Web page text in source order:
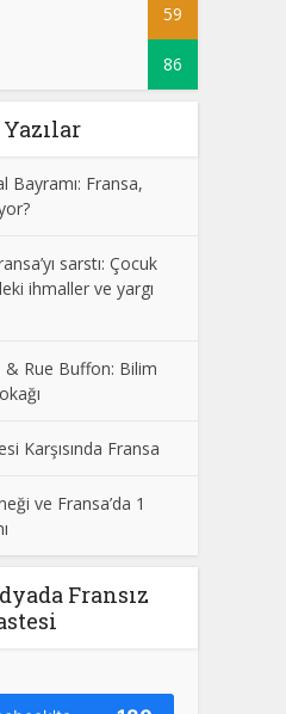
59
86
Bayramı: Fransa,
sarstı: Çocuk
ihmaller ve yargı
& Rue Buffon: Bilim
Karşısında Fransa
ve Fransa’da 1
Fransız